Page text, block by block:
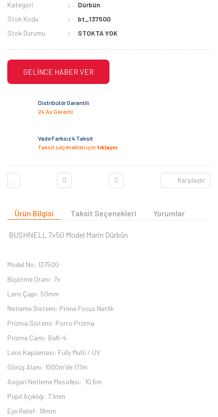
Kategori
Dürbün
Stok Kodu
bt_137500
Stok Durumu
STOKTA YOK
GELİNCE HABER VER
Distribütör Garantili
24 Ay Garanti
Vade Farksız 4 Taksit
Taksit seçenekleri için tıklayın
Karşılaştır
Ürün Bilgisi Taksit Seçenekleri Yorumlar
BUSHNELL 7x50 Model Marin Dürbün
Model No: 137500
Büyütme Oranı: 7x
Lens Çapı: 50mm
Netleme Sistemi: Prime Focus Netlik
Prizma Sistemi: Porro Prizma
Prizma Camı: BaK-4
Lens Kaplaması: Fully Multi / UV
Görüş Alanı: 1000m'de 117m
Asgari Netleme Mesafesi: 10.6m
Pupil Açıklığı: 7.1mm
Eye Relief: 18mm